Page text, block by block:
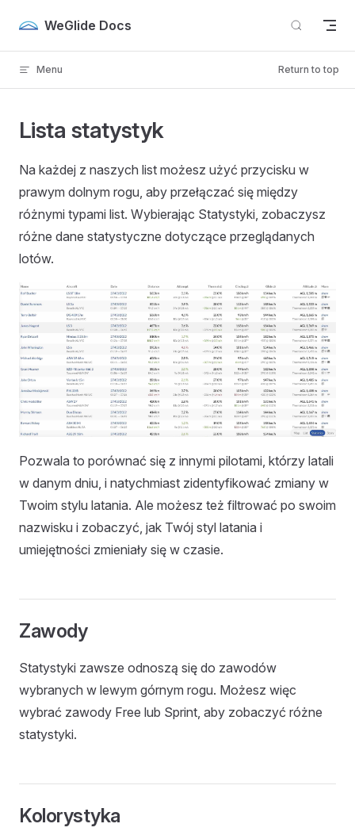
Skip to content
WeGlide Docs
Menu Return to top
Lista statystyk
Na każdej z naszych list możesz użyć przycisku w
prawym dolnym rogu, aby przełączać się między
różnymi typami list. Wybierając Statystyki, zobaczysz
różne dane statystyczne dotyczące przeglądanych
lotów.
Pozwala to porównać się z innymi pilotami, którzy latali
w danym dniu, i natychmiast zidentyfikować zmiany w
Twoim stylu latania. Ale możesz też filtrować po swoim
nazwisku i zobaczyć, jak Twój styl latania i
umiejętności zmieniały się w czasie.
Zawody
Statystyki zawsze odnoszą się do zawodów
wybranych w lewym górnym rogu. Możesz więc
wybrać zawody Free lub Sprint, aby zobaczyć różne
statystyki.
Kolorystyka